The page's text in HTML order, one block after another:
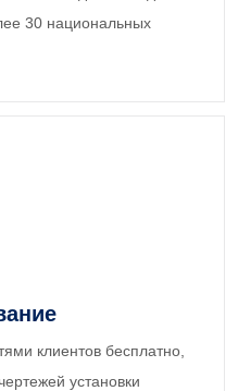
30 национальных
клиентов бесплатно,
установки